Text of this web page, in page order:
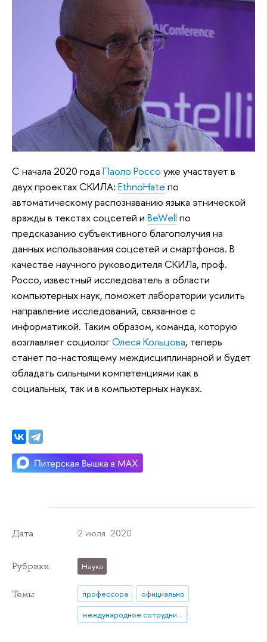
С начала 2020 года Паоло Россо уже участвует в
двух проектах СКИЛА: EthnoHate по
автоматическому распознаванию языка этнической
вражды в текстах соцсетей и BeWell по
предсказанию субъективного благополучия на
данных использования соцсетей и смартфонов. В
качестве научного руководителя СКИЛа, проф.
Россо, известный исследователь в области
компьютерных наук, поможет лаборатории усилить
направление исследований, связанное с
информатикой. Таким образом, команда, которую
возглавляет социологОлеся Кольцова, теперь
станет по-настоящему междисциплинарной и будет
обладать сильными компетенциями как в
социальных, так и в компьютерных науках.
Дата 2 июля 2020
Рубрики Наука
Темы профессора
официально
международное сотрудничество